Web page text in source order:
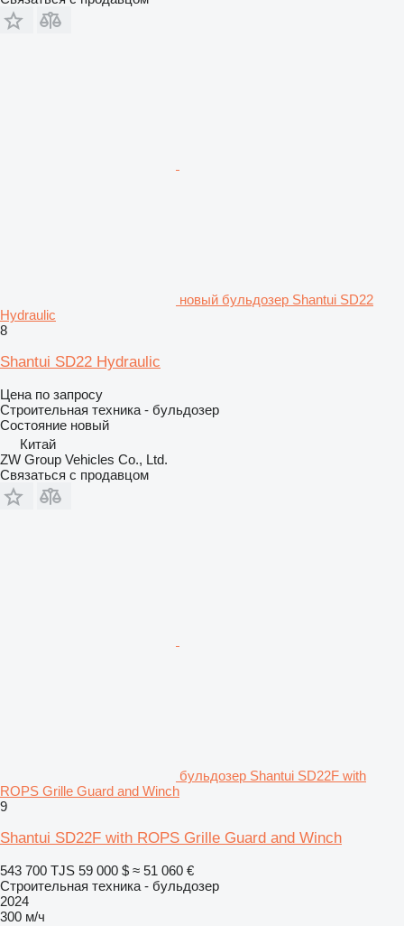
новый бульдозер Shantui SD22
Hydraulic
8
Shantui SD22 Hydraulic
Цена по запросу
Строительная техника - бульдозер
Состояние новый
Китай
ZW Group Vehicles Co., Ltd.
Связаться с продавцом
бульдозер Shantui SD22F with
ROPS Grille Guard and Winch
9
Shantui SD22F with ROPS Grille Guard and Winch
543 700 TJS 59 000 $ ≈ 51 060 €
Строительная техника - бульдозер
2024
300 м/ч